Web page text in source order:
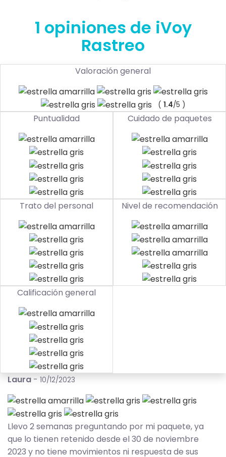
1 opiniones de iVoy
Rastreo
Valoración general
( 1.4/5 )
Puntualidad Cuidado de paquetes
Trato del personal Nivel de recomendación
Calificación general
Laura - 10/12/2023
Llevo 2 semanas preguntando por mi paquete, ya
que lo tienen retenido desde el 30 de noviembre
2023 y no tiene movimientos ni respuesta de sus